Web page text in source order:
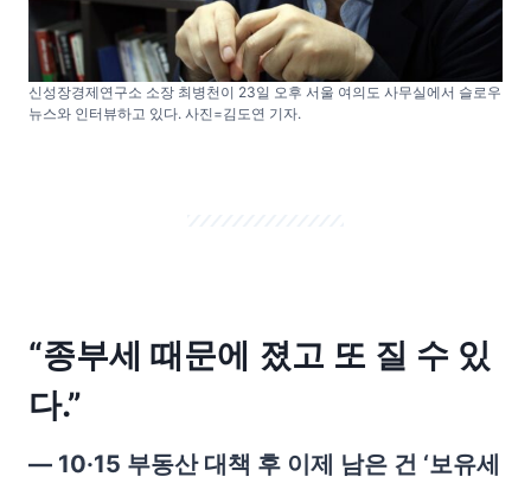
신성장경제연구소 소장 최병천이 23일 오후 서울 여의도 사무실에서 슬로우
뉴스와 인터뷰하고 있다. 사진=김도연 기자.
“종부세 때문에 졌고 또 질 수 있
다.”
— 10·15 부동산 대책 후 이제 남은 건 ‘보유세